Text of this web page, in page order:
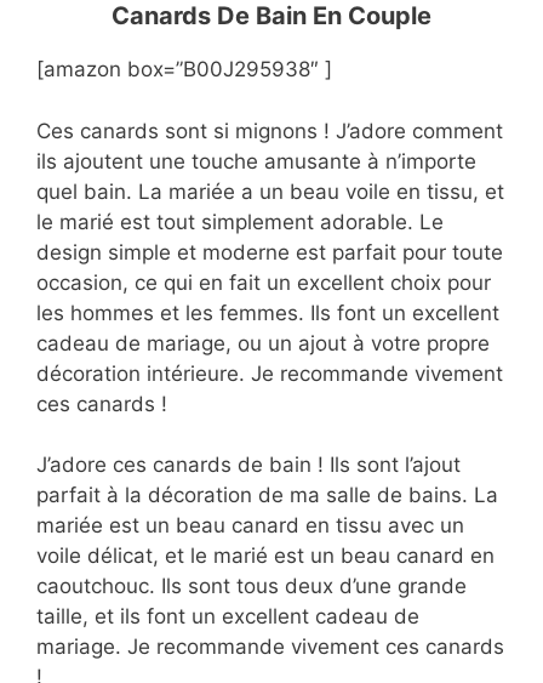
Canards De Bain En Couple
[amazon box=”B00J295938″ ]
Ces canards sont si mignons ! J’adore comment
ils ajoutent une touche amusante à n’importe
quel bain. La mariée a un beau voile en tissu, et
le marié est tout simplement adorable. Le
design simple et moderne est parfait pour toute
occasion, ce qui en fait un excellent choix pour
les hommes et les femmes. Ils font un excellent
cadeau de mariage, ou un ajout à votre propre
décoration intérieure. Je recommande vivement
ces canards !
J’adore ces canards de bain ! Ils sont l’ajout
parfait à la décoration de ma salle de bains. La
mariée est un beau canard en tissu avec un
voile délicat, et le marié est un beau canard en
caoutchouc. Ils sont tous deux d’une grande
taille, et ils font un excellent cadeau de
mariage. Je recommande vivement ces canards
!